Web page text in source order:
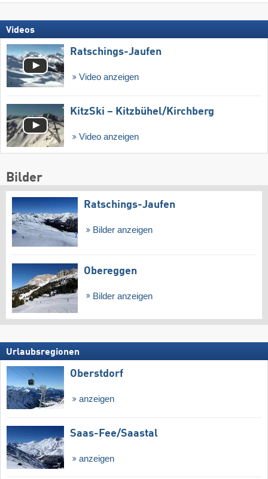
Videos
Ratschings-Jaufen
Video anzeigen
KitzSki – Kitzbühel/​Kirchberg
Video anzeigen
Bilder
Ratschings-Jaufen
Bilder anzeigen
Obereggen
Bilder anzeigen
Urlaubsregionen
Oberstdorf
anzeigen
Saas-Fee/​Saastal
anzeigen